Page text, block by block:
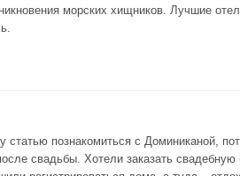
морских хищников. Лучшие
статью познакомиться с Доминиканой,
свадьбы. Хотели заказать